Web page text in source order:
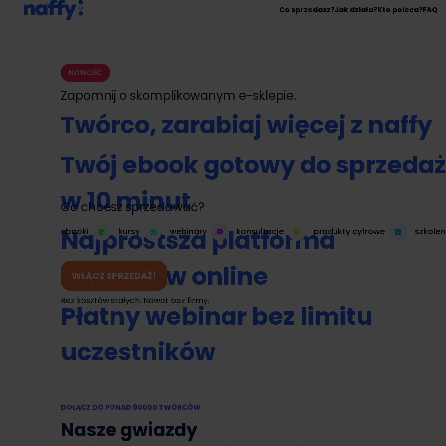
Co sprzedasz?Jak działa?Kto poleca?FAQ
NOWOŚĆ
Zapomnij o skomplikowanym e-sklepie.
Twórco, zarabiaj więcej z naffy
Twój ebook gotowy do
w 10 minut
Najprostsza platforma
do kursów online
Płatny webinar bez limitu
uczestników
Zamień swój produkt cyfrowy
Co chcesz sprzedawać?
ebooki kursy webinary konsultacje produkty cyfrowe
WŁĄCZ SPRZEDAŻ!
Bez kosztów stałych. Nawet bez firmy.
DOŁĄCZ DO PONAD 90000 TWÓRCÓW
Nasze gwiazdy